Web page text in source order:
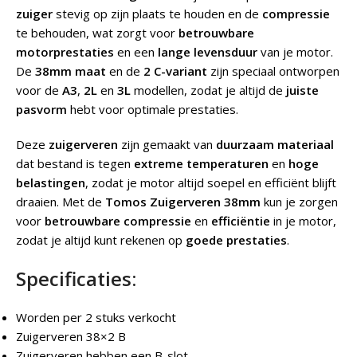
zuiger stevig op zijn plaats te houden en de compressie
te behouden, wat zorgt voor betrouwbare
motorprestaties en een lange levensduur van je motor.
De 38mm maat en de 2 C-variant zijn speciaal ontworpen
voor de A3, 2L en 3L modellen, zodat je altijd de juiste
pasvorm hebt voor optimale prestaties.
Deze zuigerveren zijn gemaakt van duurzaam materiaal
dat bestand is tegen extreme temperaturen en hoge
belastingen, zodat je motor altijd soepel en efficiënt blijft
draaien. Met de Tomos Zuigerveren 38mm kun je zorgen
voor betrouwbare compressie en efficiëntie in je motor,
zodat je altijd kunt rekenen op goede prestaties.
Specificaties:
Worden per 2 stuks verkocht
Zuigerveren 38×2 B